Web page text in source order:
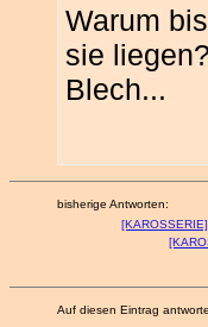
Warum
sie
Blech...
bisherige Antworten:
[KAROSSERIE]
Auf diesen Eintrag